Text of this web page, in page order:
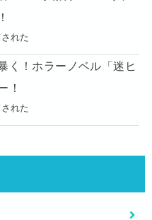
れた
く！ホラーノベル「迷ヒ
！
れた